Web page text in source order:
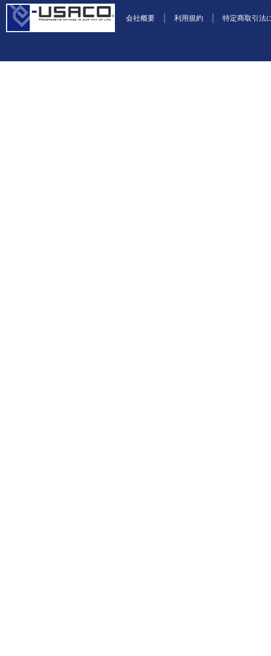
会社概要 利用規約 特定商取引法